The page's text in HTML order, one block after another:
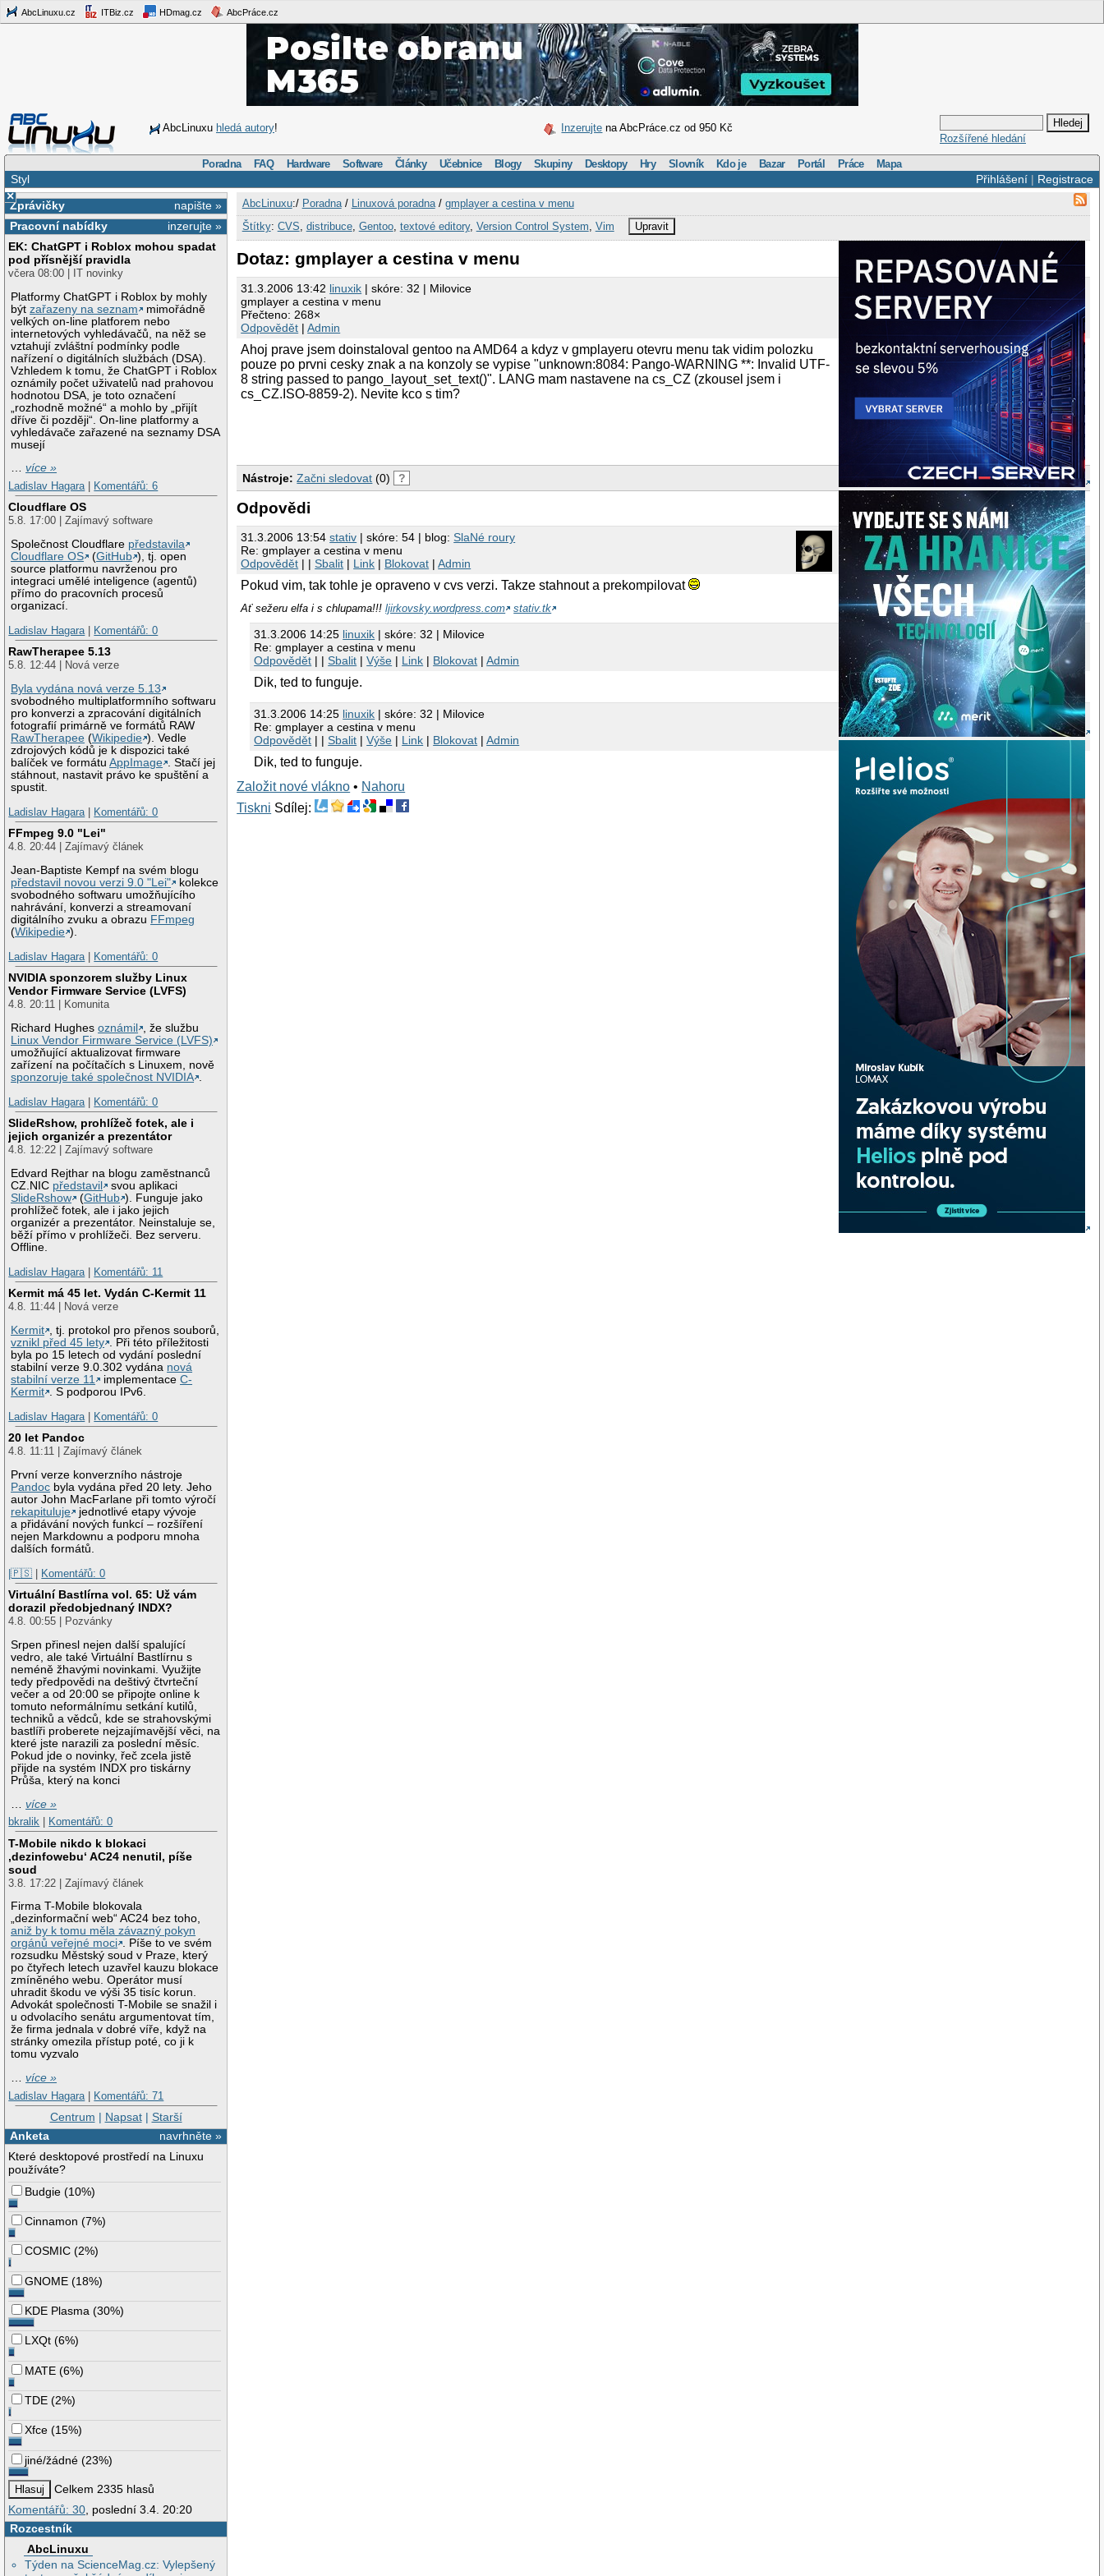
AbcLinuxu.cz ITBiz.cz HDmag.cz AbcPráce.cz
AbcLinuxu hledá autory! Inzerujte na AbcPráce.cz od 950 Kč
Rozšířené hledání
Poradna FAQ Hardware Software Články Učebnice Blogy Skupiny Desktopy Hry Slovník Kdo je Bazar Portál Práce Mapa
Přihlášení| Registrace
Styl
×
napište »
Zprávičky
inzerujte »
Pracovní nabídky
EK: ChatGPT i Roblox mohou spadat
pod přísnější pravidla
včera 08:00 | IT novinky
Platformy ChatGPT i Roblox by mohly
býtzařazeny na seznam
mimořádně
velkých on-line platforem nebo
internetových vyhledávačů, na něž se
vztahují zvláštní podmínky podle
nařízení o digitálních službách (DSA).
Vzhledem k tomu, že ChatGPT i Roblox
oznámily počet uživatelů nad prahovou
hodnotou DSA, je toto označení
„rozhodně možné“ a mohlo by „přijít
dříve či později“. On-line platformy a
vyhledávače zařazené na seznamy DSA
musejí
…více »
Ladislav Hagara
Komentářů: 6
Cloudflare OS
5.8. 17:00 | Zajímavý software
Společnost Cloudflare představila
Cloudflare OS
(GitHub ), tj. open
source platformu navrženou pro
integraci umělé inteligence (agentů)
přímo do pracovních procesů
organizací.
Ladislav Hagara
Komentářů: 0
RawTherapee 5.13
5.8. 12:44 | Nová verze
Byla vydána nová verze 5.13
svobodného multiplatformního softwaru
pro konverzi a zpracování digitálních
fotografií primárně ve formátů RAW
RawTherapee (Wikipedie ). Vedle
zdrojových kódů je k dispozici také
balíček ve formátuAppImage . Stačí jej
stáhnout, nastavit právo ke spuštění a
spustit.
Ladislav Hagara
Komentářů: 0
FFmpeg 9.0 "Lei"
4.8. 20:44 | Zajímavý článek
Jean-Baptiste Kempf na svém blogu
představil novou verzi 9.0 "Lei"
kolekce
svobodného softwaru umožňujícího
nahrávání, konverzi a streamovaní
digitálního zvuku a obrazu FFmpeg
(Wikipedie ).
Ladislav Hagara
Komentářů: 0
NVIDIA sponzorem služby Linux
Vendor Firmware Service (LVFS)
4.8. 20:11 | Komunita
Richard Hughesoznámil
, že službu
Linux Vendor Firmware Service (LVFS)
umožňující aktualizovat firmware
zařízení na počítačích s Linuxem, nově
sponzoruje také společnost NVIDIA .
Ladislav Hagara | Komentářů: 0
SlideRshow, prohlížeč fotek, ale i
jejich organizér a prezentátor
4.8. 12:22 | Zajímavý software
Edvard Rejthar na blogu zaměstnanců
CZ.NIC představil
svou aplikaci
SlideRshow
(GitHub ). Funguje jako
prohlížeč fotek, ale i jako jejich
organizér a prezentátor. Neinstaluje se,
běží přímo v prohlížeči. Bez serveru.
Offline.
Ladislav Hagara | Komentářů: 11
Kermit má 45 let. Vydán C-Kermit 11
4.8. 11:44 | Nová verze
Kermit , tj. protokol pro přenos souborů,
vznikl před 45 lety . Při této příležitosti
byla po 15 letech od vydání poslední
stabilní verze 9.0.302 vydána nová
stabilní verze 11
implementaceC-
Kermit . S podporou IPv6.
Ladislav Hagara | Komentářů: 0
20 let Pandoc
4.8. 11:11 | Zajímavý článek
První verze konverzního nástroje
Pandoc byla vydána před 20 lety. Jeho
autor John MacFarlane při tomto výročí
rekapituluje
jednotlivé etapy vývoje
a přidávání nových funkcí – rozšíření
nejen Markdownu a podporu mnoha
dalších formátů.
|🇵🇸 | Komentářů: 0
Virtuální Bastlírna vol. 65: Už vám
dorazil předobjednaný INDX?
4.8. 00:55 | Pozvánky
Srpen přinesl nejen další spalující
vedro, ale také Virtuální Bastlírnu s
neméně žhavými novinkami. Využijte
tedy předpovědi na deštivý čtvrteční
večer a od 20:00 se připojte online k
tomuto neformálnímu setkání kutilů,
techniků a vědců, kde se strahovskými
bastlíři proberete nejzajímavější věci, na
které jste narazili za poslední měsíc.
Pokud jde o novinky, řeč zcela jistě
přijde na systém INDX pro tiskárny
Průša, který na konci
…více »
bkralik
Komentářů: 0
T-Mobile nikdo k blokaci
‚dezinfowebu‘ AC24 nenutil, píše
soud
3.8. 17:22 | Zajímavý článek
Firma T-Mobile blokovala
„dezinformační web“ AC24 bez toho,
aniž by k tomu měla závazný pokyn
orgánů veřejné moci . Píše to ve svém
rozsudku Městský soud v Praze, který
po čtyřech letech uzavřel kauzu blokace
zmíněného webu. Operátor musí
uhradit škodu ve výši 35 tisíc korun.
Advokát společnosti T-Mobile se snažil i
u odvolacího senátu argumentovat tím,
že firma jednala v dobré víře, když na
stránky omezila přístup poté, co ji k
tomu vyzvalo
…více »
Ladislav Hagara | Komentářů: 71
Centrum | Napsat| Starší
navrhněte »
Anketa
Které desktopové prostředí na Linuxu
používáte?
Budgie (10%)
Cinnamon (7%)
COSMIC (2%)
GNOME (18%)
KDE Plasma (30%)
LXQt (6%)
MATE (6%)
TDE (2%)
Xfce (15%)
jiné/žádné (23%)
Celkem 2335 hlasů
Komentářů: 30, poslední 3.4. 20:20
Rozcestník
AbcLinuxu
Týden na ScienceMag.cz: Vylepšený
AbcLinuxu:/ Poradna/ Linuxová poradna/ gmplayer a cestina v menu
Štítky: CVS distribuce, Gentoo, textové editory, Version Control System Vim Upravit
Dotaz: gmplayer a cestina v menu
31.3.2006 13:42 linuxik | skóre: 32 | Milovice
gmplayer a cestina v menu
Přečteno: 268×
Odpovědět |Admin
Ahoj prave jsem doinstaloval gentoo na AMD64 a kdyz v gmplayeru otevru menu tak vidim polozku
pouze po prvni cesky znak a na konzoly se vypise "unknown:8084: Pango-WARNING **: Invalid UTF-
8 string passed to pango_layout_set_text()". LANG mam nastavene na cs_CZ (zkousel jsem i
cs_CZ.ISO-8859-2). Nevite kco s tim?
Nástroje: Začni sledovat (0) ?
Odpovědi
31.3.2006 13:54stativ | skóre: 54 | blog:SlaNé roury
Re: gmplayer a cestina v menu
Odpovědět | |Sbalit | Link | Blokovat |Admin
Pokud vim, tak tohle je opraveno v cvs verzi. Takze stahnout a prekompilovat
Ať sežeru elfa i s chlupama!!!ljirkovsky.wordpress.com stativ.tk
31.3.2006 14:25 linuxik | skóre: 32 | Milovice
Re: gmplayer a cestina v menu
Odpovědět | |Sbalit |Výše | Link | Blokovat |Admin
Dik, ted to funguje.
31.3.2006 14:25 linuxik | skóre: 32 | Milovice
Re: gmplayer a cestina v menu
Odpovědět | |Sbalit |Výše | Link | Blokovat |Admin
Dik, ted to funguje.
Založit nové vlákno • Nahoru
Tiskni Sdílej: